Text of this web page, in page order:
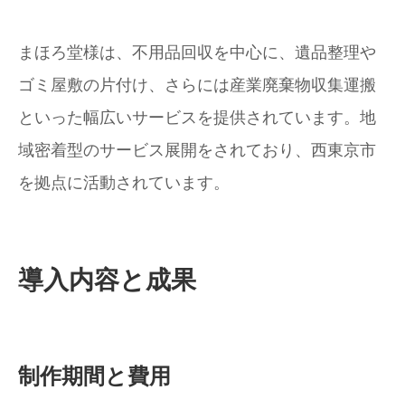
まほろ堂様は、不用品回収を中心に、遺品整理や
ゴミ屋敷の片付け、さらには産業廃棄物収集運搬
といった幅広いサービスを提供されています。地
域密着型のサービス展開をされており、西東京市
を拠点に活動されています。
導入内容と成果
制作期間と費用